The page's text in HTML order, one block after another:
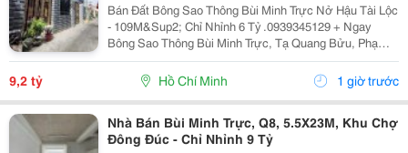
Bán Đất Bông Sao Thông Bùi Minh Trực Nở Hậu Tài Lộc
- 109M&Sup2; Chỉ Nhỉnh 6 Tỷ .0939345129 + Ngay
Bông Sao Thông Bùi Minh Trực, Tạ Quang Bửu, Phạm
Thế Hiển, Liên Tỉnh 5... + Tiện Ích: Gần Chợ Nhị Thiên
Đường, Trường Học Các Cấp, Bến Xe Q8......
9,2 tỷ Hồ Chí Minh 1 giờ trước
Nhà Bán Bùi Minh Trực, Q8, 5.5X23M, Khu Chợ
Đông Đúc - Chỉ Nhỉnh 9 Tỷ